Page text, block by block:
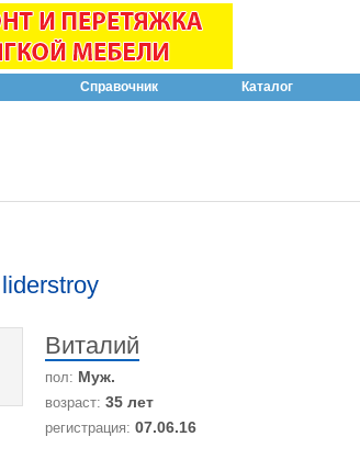
Справочник Каталог
liderstroy
Виталий
пол: Муж.
возраст: 35 лет
регистрация: 07.06.16